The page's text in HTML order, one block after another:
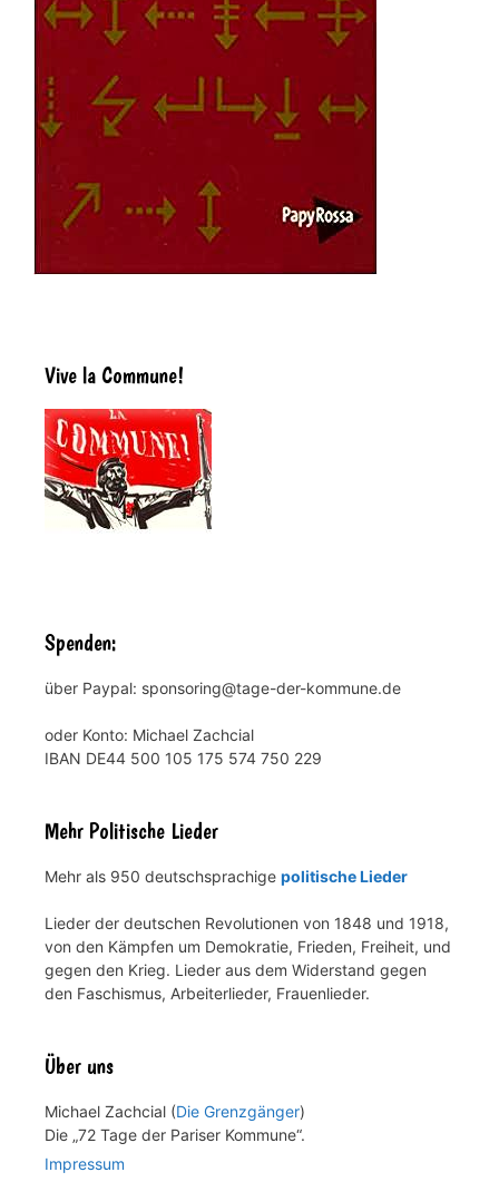
Vive la Commune!
Spenden:
über Paypal: sponsoring@tage-der-kommune.de
oder Konto: Michael Zachcial
IBAN DE44 500 105 175 574 750 229
Mehr Politische Lieder
Mehr als 950 deutschsprachige politische Lieder
Lieder der deutschen Revolutionen von 1848 und 1918,
von den Kämpfen um Demokratie, Frieden, Freiheit, und
gegen den Krieg. Lieder aus dem Widerstand gegen
den Faschismus, Arbeiterlieder, Frauenlieder.
Über uns
Michael Zachcial (Die Grenzgänger)
Die „72 Tage der Pariser Kommune“.
Impressum